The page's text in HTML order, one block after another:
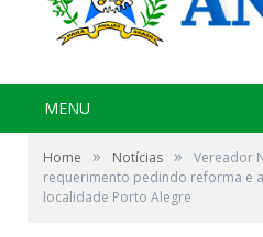
MENU
Home » Notícias »
Vereador
requerimento pedindo reforma e
localidade Porto Alegre